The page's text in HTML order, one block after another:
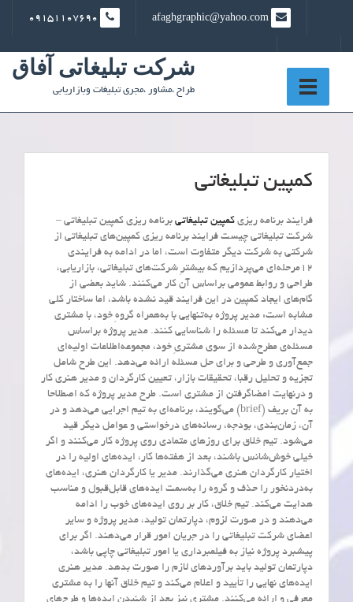
content
شرکت تبلیغاتی آفاق
طراح ،مشاور ،مجری تبلیغات وبازاریابی
کمپین تبلیغاتی
فرایند برنامه ریزی کمپین تبلیغاتی برنامه ریزی کمپین تبلیغاتی –
شرکت تبلیغاتی چیست فرایند برنامه ریزی کمپین‌های تبلیغاتی از
شرکتی به شرکت دیگر متفاوت است، اما در ادامه به فرایندی
۱۲مرحله‌ای می‌پردازیم که بیشترِ شرکت‌های تبلیغاتی، بازاریابی،
طراحی و روابط عمومی براساس آن کار می‌کنند. شاید بعضی از
گام‌های ایجاد کمپین در این فرایند قید نشده باشد، اما ساختار کلی
مشابه است: مدیر پروژه به‌تنهایی با به‌همراه گروهِ خود، با مشتری
دیدار می‌کند تا مسئله را شناسایی کنند. مدیر پروژه براساس
مسئله‌ی مطرح‌شده از سوی مشتریِ خود، مجموعه‌اطلاعات اولیه‌ای
جمع‌آوری و طرحی و برای حل مسئله ارائه می‌دهد. این طرح شامل
تجزیه و تحلیل رقبا، تحقیقات بازار، تعیین کارگردان و مدیر هنری کار
و درنهایت امضاگرفتن از مشتری است. طرح مدیر پروژه که اصطلاحا
به آن بریف (brief) می‌گویند، برنامه‌ای به تیم اجرایی می‌دهد و در
آن، زمان‌بندی، بودجه، رسانه‌های درخواستی و عوامل دیگر قید
می‌شود. تیم خلاق برای روزهای متمادی روی پروژه کار می‌کنند و اگر
خیلی خوش‌شانس باشند، بعد از هفته‌ها کار، ایده‌های اولیه را در
اختیار کارگردان هنری می‌گذارند. مدیر یا کارگردان هنری، ایده‌های
به‌دردنخور را حذف و گروه را به‌سمت ایده‌های قابل‌قبول و مناسب
هدایت می‌کند. تیم خلاق، کار بر روی ایده‌های خوب را ادامه
می‌دهند و در صورت لزوم، دپارتمان تولید، مدیر پروژه و سایر
اعضای شرکت تبلیغاتی را در جریان امور قرار می‌دهند. اگر برای
پیشبرد پروژه نیاز به فیلمبرداری یا امور تبلیغاتی چاپی باشد،
دپارتمان تولید باید برآوردهای لازم را صورت بدهد. مدیر هنری
ایده‌های نهایی را تأیید و اعلام می‌کند و تیم خلاق آنها را به مشتری